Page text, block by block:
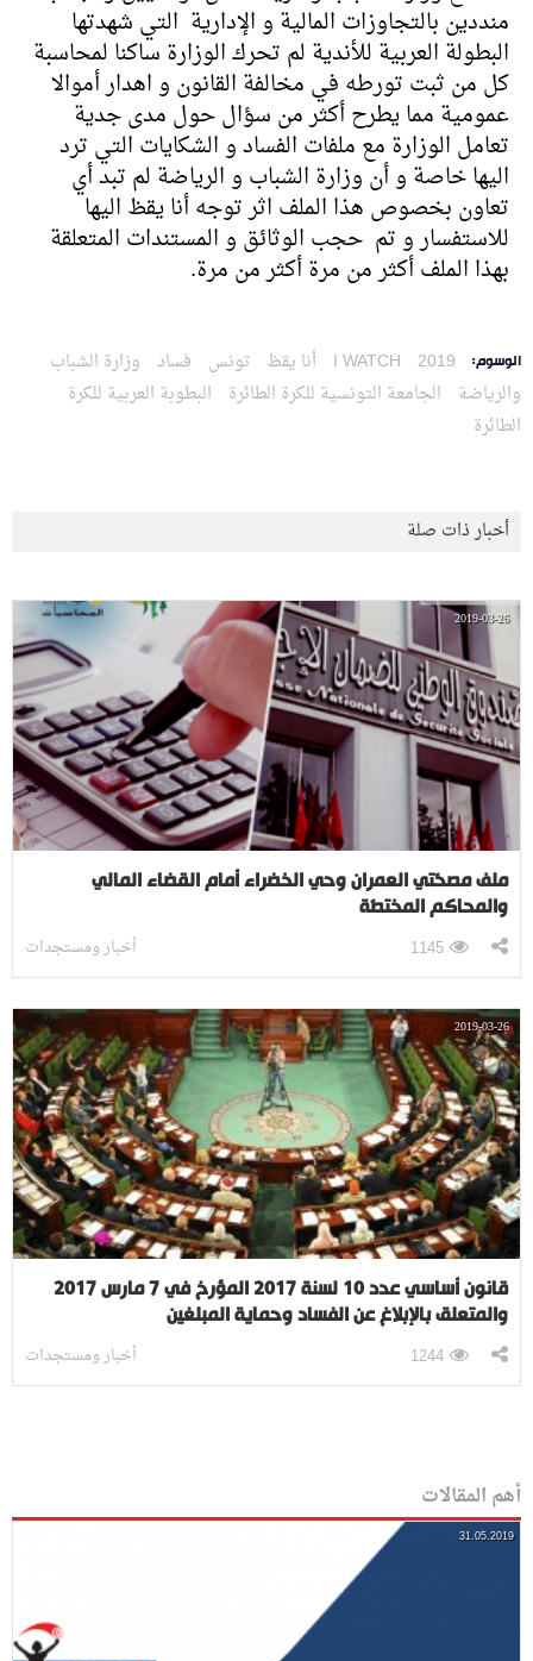
منددين بالتجاوزات المالية و الإدارية التي شهدتها
البطولة العربية للأندية لم تحرك الوزارة ساكنا لمحاسبة
كل من ثبت تورطه في مخالفة القانون و اهدار أموالا
عمومية مما يطرح أكثر من سؤال حول مدى جدية
تعامل الوزارة مع ملفات الفساد و الشكايات التي ترد
اليها خاصة و أن وزارة الشباب و الرياضة لم تبد أي
تعاون بخصوص هذا الملف اثر توجه أنا يقظ اليها
للاستفسار و تم حجب الوثائق و المستندات المتعلقة
بهذا الملف أكثر من مرة أكثر من مرة.
الوسوم: 2019
I WATCH أنا يقظ تونس فساد وزارة الشباب
والرياضة الجامعة التونسية للكرة الطائرة البطوبة العربية للكرة
الطائرة
أخبار ذات صلة
2019-03-26
ملف مصحّتي العمران وحي الخضراء أمام القضاء المالي
والمحاكم المختصّة
أخبار ومستجدات 1145
2019-03-26
قانون أساسي عدد 10 لسنة 2017 المؤرخ في 7 مارس 2017
والمتعلق بالإبلاغ عن الفساد وحماية المبلغين
أخبار ومستجدات 1244
أهم المقالات
31.05.2019